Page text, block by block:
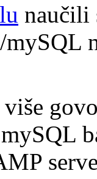
naučili
više